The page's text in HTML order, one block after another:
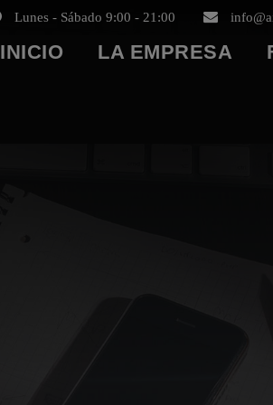
Lunes - Sábado 9:00 - 21:00
INICIO LA EMPRESA